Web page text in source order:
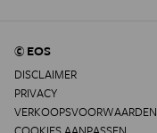
© EOS
DISCLAIMER
PRIVACY
VERKOOPSVOORWAARDEN